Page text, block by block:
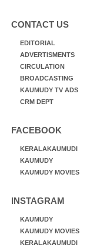
CONTACT US
EDITORIAL
ADVERTISMENTS
CIRCULATION
BROADCASTING
KAUMUDY TV ADS
CRM DEPT
FACEBOOK
KERALAKAUMUDI
KAUMUDY
KAUMUDY MOVIES
INSTAGRAM
KAUMUDY
KAUMUDY MOVIES
KERALAKAUMUDI